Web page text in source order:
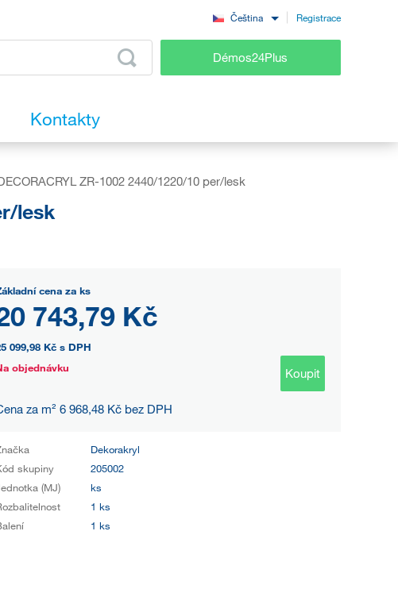
Čeština Registrace
Démos24Plus
Kontakty
ZR-1002 2440/1220/10 per/lesk
lesk
cena za ks
743,79 Kč
099,98 Kč s DPH
objednávku
Koupit
za m² 6 968,48 Kč bez DPH
Dekorakryl
skupiny
205002
(MJ)
ks
1 ks
1 ks